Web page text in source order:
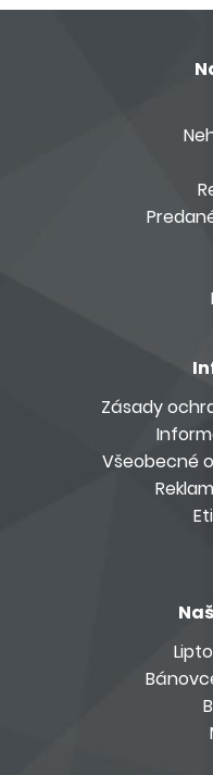
Zásady
Všeobecné